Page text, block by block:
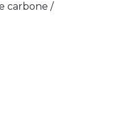
carbone /